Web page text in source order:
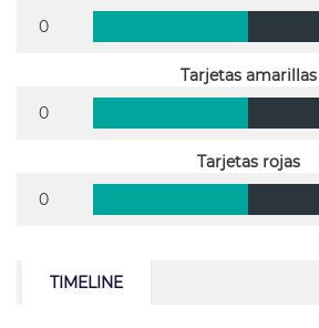
0
Tarjetas amarillas
0
Tarjetas rojas
0
TIMELINE